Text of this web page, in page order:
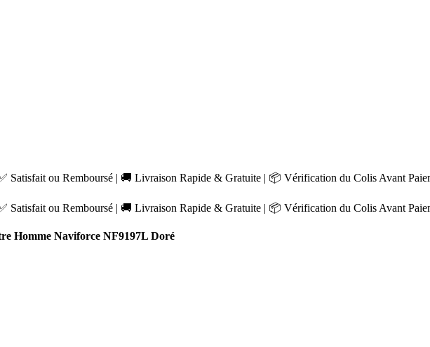
Satisfait ou Remboursé | 🚚 Livraison Rapide & Gratuite | 📦 Vérification du Colis Avant
Satisfait ou Remboursé | 🚚 Livraison Rapide & Gratuite | 📦 Vérification du Colis Avant
Homme Naviforce NF9197L Doré